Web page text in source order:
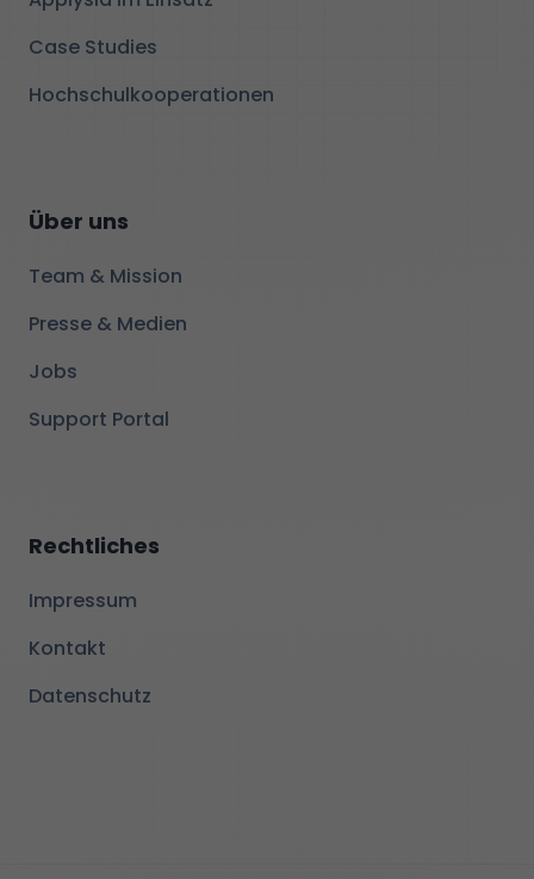
Case Studies
Hochschulkooperationen
Über uns
Team & Mission
Presse & Medien
Jobs
Support Portal
Rechtliches
Impressum
Kontakt
Datenschutz